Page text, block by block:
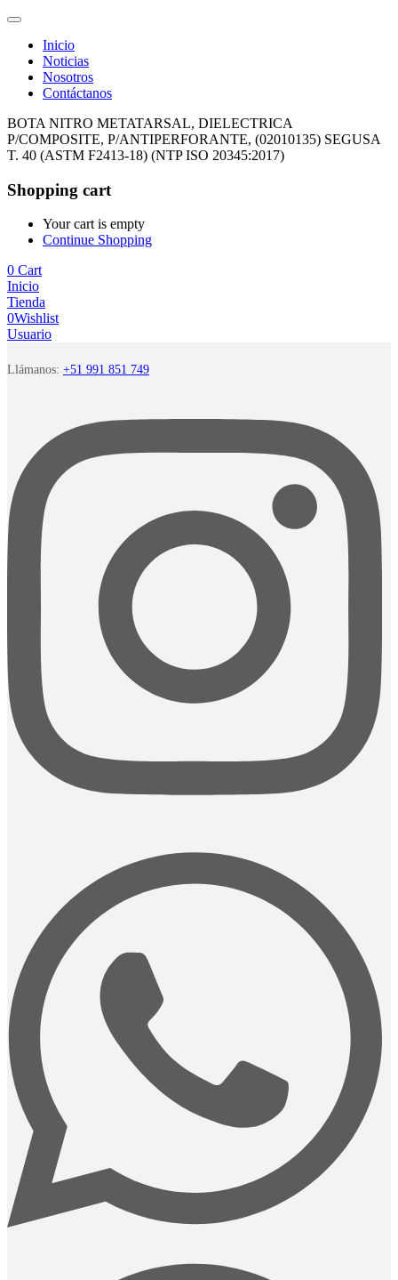
Inicio
Noticias
Nosotros
Contáctanos
BOTA NITRO METATARSAL, DIELECTRICA
P/COMPOSITE, P/ANTIPERFORANTE, (02010135) SEGUSA
T. 40 (ASTM F2413-18) (NTP ISO 20345:2017)
Shopping cart
Your cart is empty
Continue Shopping
0 Cart
Inicio
Tienda
0Wishlist
Usuario
Llámanos: +51 991 851 749